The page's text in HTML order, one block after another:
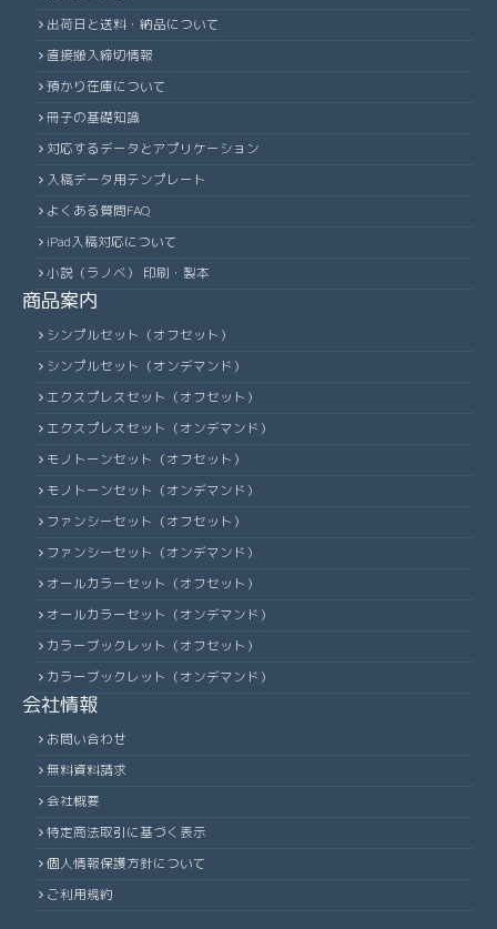
出荷日と送料・納品について
直接搬入締切情報
預かり在庫について
冊子の基礎知識
対応するデータとアプリケーション
入稿データ用テンプレート
よくある質問FAQ
iPad入稿対応について
小説（ラノベ） 印刷・製本
商品案内
シンプルセット（オフセット）
シンプルセット（オンデマンド）
エクスプレスセット（オフセット）
エクスプレスセット（オンデマンド）
モノトーンセット（オフセット）
モノトーンセット（オンデマンド）
ファンシーセット（オフセット）
ファンシーセット（オンデマンド）
オールカラーセット（オフセット）
オールカラーセット（オンデマンド）
カラーブックレット（オフセット）
カラーブックレット（オンデマンド）
会社情報
お問い合わせ
無料資料請求
会社概要
特定商法取引に基づく表示
個人情報保護方針について
ご利用規約